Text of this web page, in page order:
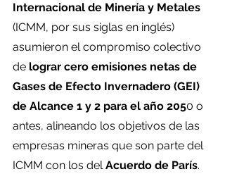
Internacional de Minería y Metales
(ICMM, por sus siglas en inglés)
asumieron el compromiso colectivo
de lograr cero emisiones netas de
Gases de Efecto Invernadero (GEI)
de Alcance 1 y 2 para el año 2050 o
antes, alineando los objetivos de las
empresas mineras que son parte del
ICMM con los del Acuerdo de París.